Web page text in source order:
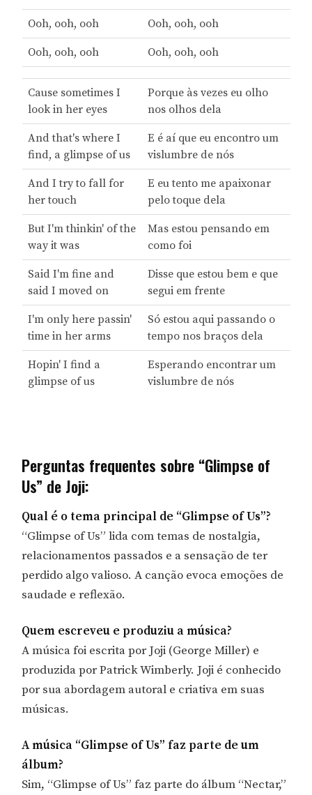
Ooh, ooh, ooh Ooh, ooh, ooh
Ooh, ooh, ooh Ooh, ooh, ooh
Cause sometimes I
look in her eyes
Porque às vezes eu olho
nos olhos dela
And that's where I
find, a glimpse of us
E é aí que eu encontro um
vislumbre de nós
And I try to fall for
her touch
E eu tento me apaixonar
pelo toque dela
But I'm thinkin' of the
way it was
Mas estou pensando em
como foi
Said I'm fine and
said I moved on
Disse que estou bem e que
segui em frente
I'm only here passin'
time in her arms
Só estou aqui passando o
tempo nos braços dela
Hopin' I find a
glimpse of us
Esperando encontrar um
vislumbre de nós
Perguntas frequentes sobre “Glimpse of
Us” de Joji:
Qual é o tema principal de “Glimpse of Us”?
“Glimpse of Us” lida com temas de nostalgia,
relacionamentos passados e a sensação de ter
perdido algo valioso. A canção evoca emoções de
saudade e reflexão.
Quem escreveu e produziu a música?
A música foi escrita por Joji (George Miller) e
produzida por Patrick Wimberly. Joji é conhecido
por sua abordagem autoral e criativa em suas
músicas.
A música “Glimpse of Us” faz parte de um
álbum?
Sim, “Glimpse of Us” faz parte do álbum “Nectar,”